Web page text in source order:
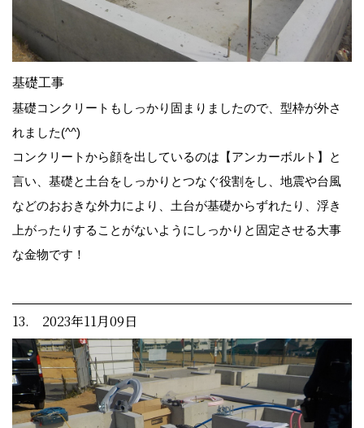
基礎工事
基礎コンクリートもしっかり固まりましたので、型枠が外さ
れました(^^)
コンクリートから顔を出しているのは【アンカーボルト】と
言い、基礎と土台をしっかりとつなぐ役割をし、地震や台風
などのおおきな外力により、土台が基礎からずれたり、浮き
上がったりすることがないようにしっかりと固定させる大事
な金物です！
13. 2023年11月09日